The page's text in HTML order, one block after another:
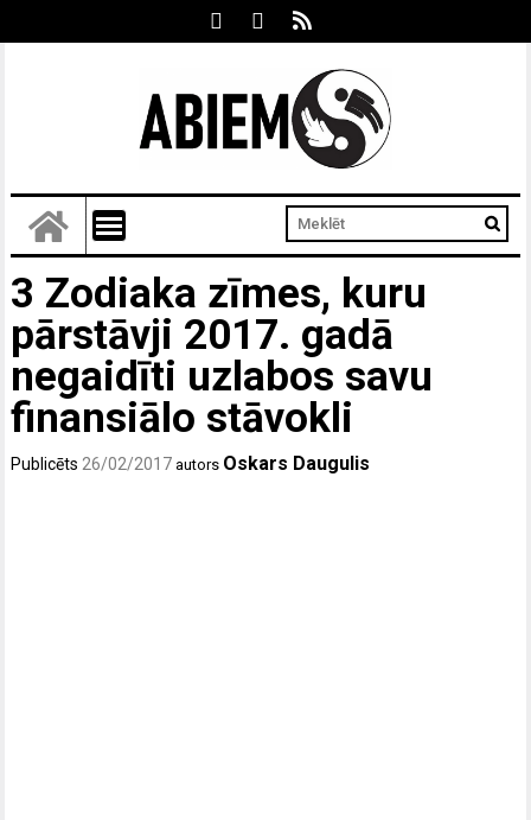
3 Zodiaka zīmes, kuru
pārstāvji 2017. gadā
negaidīti uzlabos savu
finansiālo stāvokli
Publicēts 26/02/2017 autors Oskars Daugulis